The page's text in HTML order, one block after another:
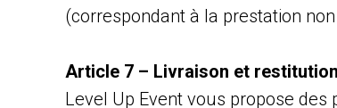
(correspondant à la prestation
Article 7 – Livraison et
Level Up Event vous propose